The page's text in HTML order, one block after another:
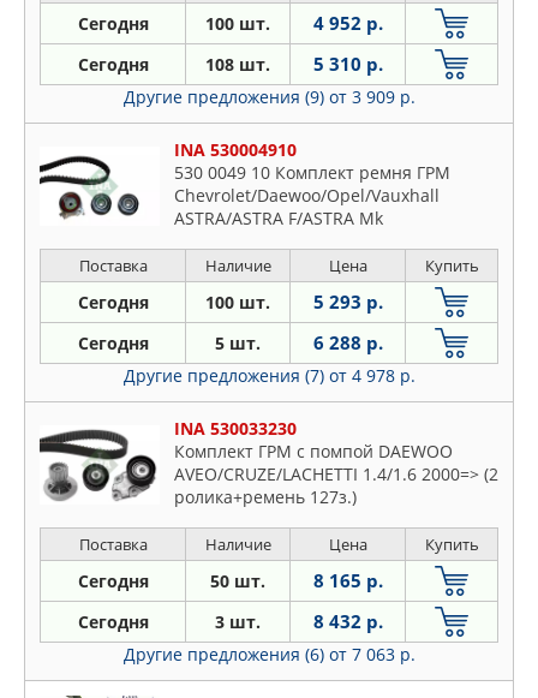
Сегодня 100 шт. 4 952 р.
Сегодня 108 шт. 5 310 р.
Другие предложения (9) от 3 909 р.
INA 530004910
530 0049 10 Комплект ремня ГРМ
Chevrolet/Daewoo/Opel/Vauxhall
ASTRA/ASTRA F/ASTRA Mk
III/EPICA/EVANDA/LACETTI/LEGANZA/
B/OPTRA/REZZO/TOSCA/VECTRA/VECTRA
A/VECTRA B/VIVANT/ZAFIRA 04/1988->
Поставка Наличие Цена Купить
Сегодня 100 шт. 5 293 р.
Сегодня 5 шт. 6 288 р.
Другие предложения (7) от 4 978 р.
INA 530033230
Комплект ГРМ с помпой DAEWOO
AVEO/CRUZE/LACHETTI 1.4/1.6 2000=> (2
ролика+ремень 127з.)
Поставка Наличие Цена Купить
Сегодня 50 шт. 8 165 р.
Сегодня 3 шт. 8 432 р.
Другие предложения (6) от 7 063 р.